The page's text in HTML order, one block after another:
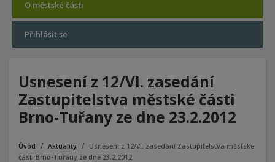
O městské části
Přihlásit se
Usnesení z 12/VI. zasedání
Zastupitelstva městské části
Brno-Tuřany ze dne 23.2.2012
Úvod Aktuality
Usnesení z 12/VI. zasedání Zastupitelstva městské
části Brno-Tuřany ze dne 23.2.2012